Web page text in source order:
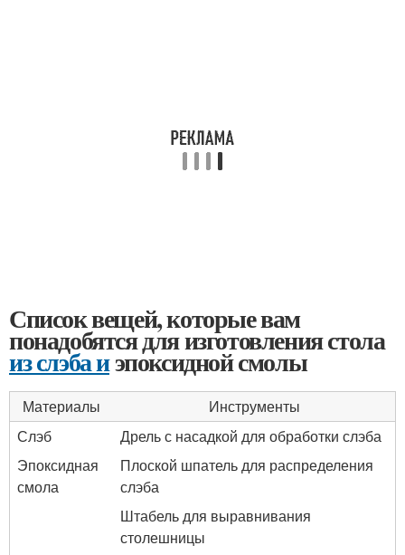
Список вещей, которые вам
понадобятся для изготовления стола
из слэба иэпоксидной смолы
Материалы
Инструменты
Слэб
Дрель с насадкой для обработки слэба
Эпоксидная
смола
Плоской шпатель для распределения
слэба
Штабель для выравнивания
столешницы